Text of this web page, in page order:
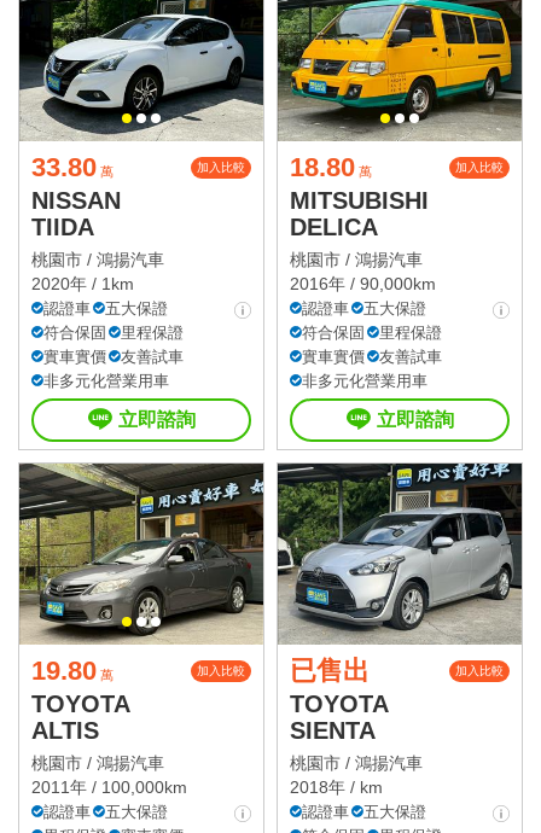
33.80 萬 加入比較
NISSAN
TIIDA
桃園市 / 鴻揚汽車
2020年 / 1km
認證車
五大保證
符合保固
里程保證
實車實價
友善試車
非多元化營業用車
立即諮詢
18.80 萬 加入比較
MITSUBISHI
DELICA
桃園市 / 鴻揚汽車
2016年 / 90,000km
認證車
五大保證
符合保固
里程保證
實車實價
友善試車
非多元化營業用車
立即諮詢
19.80 萬 加入比較
TOYOTA
ALTIS
桃園市 / 鴻揚汽車
2011年 / 100,000km
認證車
五大保證
已售出 加入比較
TOYOTA
SIENTA
桃園市 / 鴻揚汽車
2018年 / km
認證車
五大保證